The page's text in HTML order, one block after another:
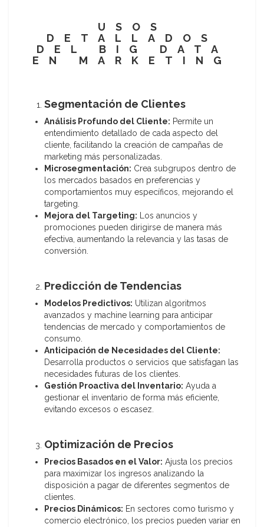
USOS
DETALLADOS
DEL BIG DATA
EN MARKETING
Segmentación de Clientes
Análisis Profundo del Cliente: Permite un
entendimiento detallado de cada aspecto del
cliente, facilitando la creación de campañas de
marketing más personalizadas.
Microsegmentación: Crea subgrupos dentro de
los mercados basados en preferencias y
comportamientos muy específicos, mejorando el
targeting.
Mejora del Targeting: Los anuncios y
promociones pueden dirigirse de manera más
efectiva, aumentando la relevancia y las tasas de
conversión.
Predicción de Tendencias
Modelos Predictivos: Utilizan algoritmos
avanzados y machine learning para anticipar
tendencias de mercado y comportamientos de
consumo.
Anticipación de Necesidades del Cliente:
Desarrolla productos o servicios que satisfagan las
necesidades futuras de los clientes.
Gestión Proactiva del Inventario: Ayuda a
gestionar el inventario de forma más eficiente,
evitando excesos o escasez.
Optimización de Precios
Precios Basados en el Valor: Ajusta los precios
para maximizar los ingresos analizando la
disposición a pagar de diferentes segmentos de
clientes.
Precios Dinámicos: En sectores como turismo y
comercio electrónico, los precios pueden variar en